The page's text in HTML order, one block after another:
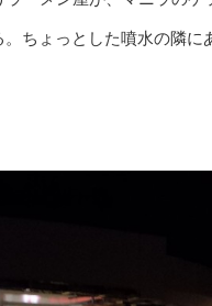
ちょっとした噴水の隣に